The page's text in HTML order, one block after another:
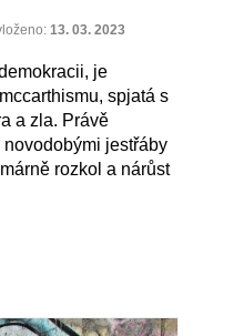
13. 03. 2023
je
spjatá s
a zla. Právě
jestřáby
rozkol a nárůst